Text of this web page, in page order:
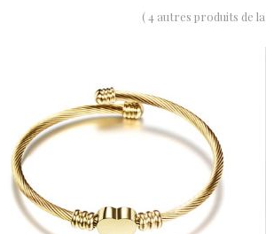
( 4 autres produits de